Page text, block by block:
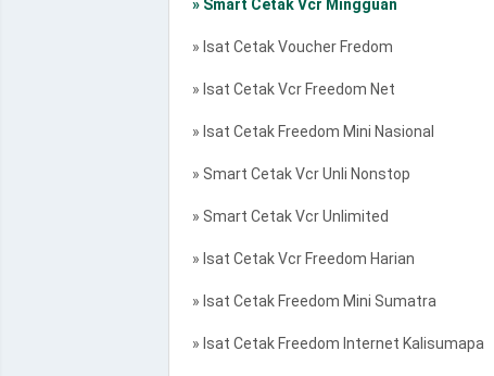
» Smart Cetak Vcr Mingguan
» Isat Cetak Voucher Fredom
» Isat Cetak Vcr Freedom Net
» Isat Cetak Freedom Mini Nasional
» Smart Cetak Vcr Unli Nonstop
» Smart Cetak Vcr Unlimited
» Isat Cetak Vcr Freedom Harian
» Isat Cetak Freedom Mini Sumatra
» Isat Cetak Freedom Internet Kalisumapa